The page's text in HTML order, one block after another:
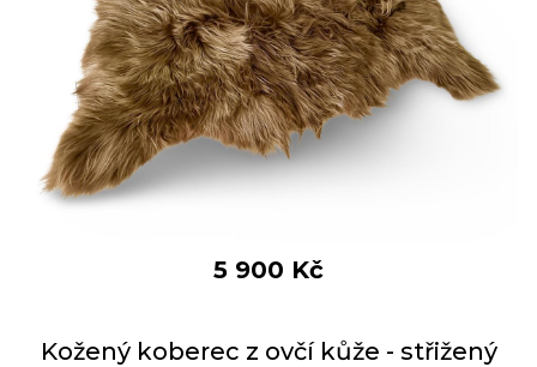
5 900 Kč
Kožený koberec z ovčí kůže - střižený